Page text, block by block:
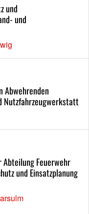
und
und
Nutzfahrzeugwerkstatt
Feuerwehr
und Einsatzplanung